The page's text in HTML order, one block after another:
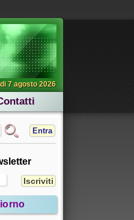
7 agosto 2026
Entra